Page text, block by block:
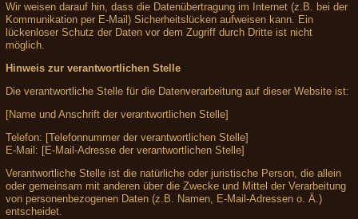
Wir weisen darauf hin, dass die Datenübertragung im Internet (z.B. bei der
Kommunikation per E-Mail) Sicherheitslücken aufweisen kann. Ein
lückenloser Schutz der Daten vor dem Zugriff durch Dritte ist nicht
möglich.
Hinweis zur verantwortlichen Stelle
Die verantwortliche Stelle für die Datenverarbeitung auf dieser Website ist:
[Name und Anschrift der verantwortlichen Stelle]
Telefon: [Telefonnummer der verantwortlichen Stelle]
E-Mail: [E-Mail-Adresse der verantwortlichen Stelle]
Verantwortliche Stelle ist die natürliche oder juristische Person, die allein
oder gemeinsam mit anderen über die Zwecke und Mittel der Verarbeitung
von personenbezogenen Daten (z.B. Namen, E-Mail-Adressen o. Ä.)
entscheidet.